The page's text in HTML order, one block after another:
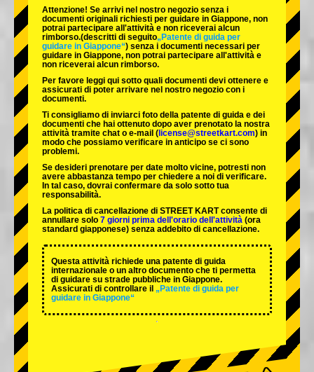
Okinawa
Attenzione! Se arrivi nel nostro negozio senza i
documenti originali richiesti per guidare in Giappone, non
potrai partecipare all'attività e non riceverai alcun
rimborso.(descritti di seguito„Patente di guida per
guidare in Giappone“) senza i documenti necessari per
guidare in Giappone, non potrai partecipare all'attività e
non riceverai alcun rimborso.
Per favore leggi qui sotto quali documenti devi ottenere e
assicurati di poter arrivare nel nostro negozio con i
documenti.
Ti consigliamo di inviarci foto della patente di guida e dei
documenti che hai ottenuto dopo aver prenotato la nostra
attività tramite chat o e-mail ( license@streetkart.com) in
modo che possiamo verificare in anticipo se ci sono
problemi.
Se desideri prenotare per date molto vicine, potresti non
avere abbastanza tempo per chiedere a noi di verificare.
In tal caso, dovrai confermare da solo sotto tua
responsabilità.
La politica di cancellazione di STREET KART consente di
annullare solo 7 giorni prima dell'orario dell'attività (ora
standard giapponese) senza addebito di cancellazione.
Questa attività richiede una patente di guida
internazionale o un altro documento che ti permetta
di guidare su strade pubbliche in Giappone.
Assicurati di controllare il „Patente di guida per
guidare in Giappone“